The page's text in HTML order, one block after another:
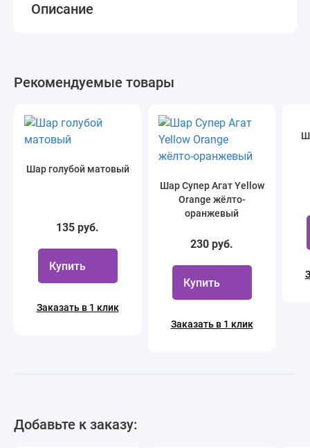
Описание
Рекомендуемые товары
Шар голубой матовый
135 руб.
Купить
Заказать в 1 клик
Шар Супер Агат Yellow
Orange жёлто-
оранжевый
230 руб.
Купить
Заказать в 1 клик
Добавьте к заказу: